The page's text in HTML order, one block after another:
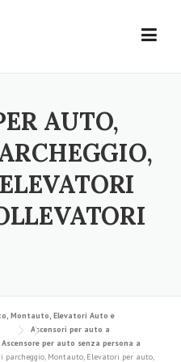
AUTO,
Montauto, Elevatori Auto e
Ascensori per auto a
Ascensore per auto senza persona a
parcheggio, Montauto, Elevatori per auto,